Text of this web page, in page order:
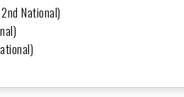
National)